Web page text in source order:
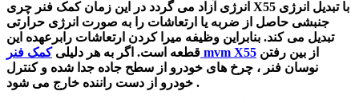
انرژی آزاد می گردد در این زمان کمک فنر چری X55 با تبدیل انرژی
جنبشی حاصل از ضربه یا ارتعاشات را به صورت انرژی حرارتی
تبدیل می کند. بنابراین وظیفه میرا کردن ارتعاشات رابرعهده این
قطعه است. اگر به هر دلیلی کمک فنر mvm X55
نوسان فنر ، چرخ های خودرو از سطح جاده جدا شده و کنترل
خودرو از دست راننده خارج می شود .